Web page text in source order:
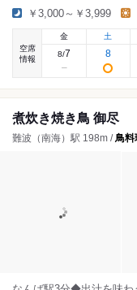
￥3,000～￥3,999
空席
情報
金
8/7
土
8
煮炊き焼き鳥 御尽
難波（南海）駅 198m /鳥料